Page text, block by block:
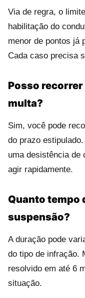
Via de regra, o
habilitação do
menor de pontos já
Cada caso precisa
Posso recorrer
multa?
Sim, você pode
do prazo
uma desistência de
agir rapidamente.
Quanto tempo
suspensão?
A duração pode
do tipo de infração.
resolvido em até 6
situação.